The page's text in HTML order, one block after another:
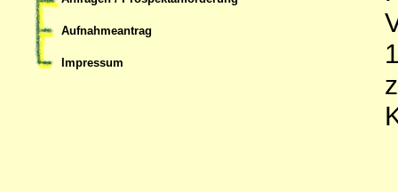
Aufnahmeantrag
Impressum